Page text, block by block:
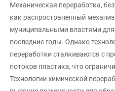
Механическая переработка,
как распространенный
муниципальными властями
последние годы. Однако
переработки сталкиваются с
потоков пластика, что
Технологии химической